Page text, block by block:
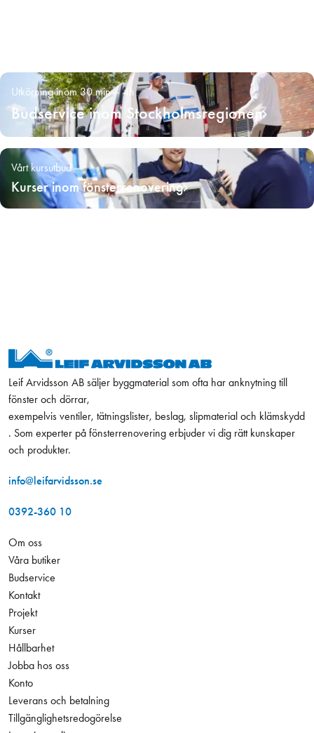
Utkörning inom 30 min – 4h
Budservice inom Stockholmsregionen
Vårt kursutbud
Kurser inom fönsterrenovering
Leif Arvidsson AB säljer byggmaterial som ofta har anknytning till
fönster och dörrar,
exempelvis ventiler, tätningslister, beslag, slipmaterial och klämskydd
. Som experter på fönsterrenovering erbjuder vi dig rätt kunskaper
och produkter.
info@leifarvidsson.se
0392-360 10
Om oss
Våra butiker
Budservice
Kontakt
Projekt
Kurser
Hållbarhet
Jobba hos oss
Konto
Leverans och betalning
Tillgänglighetsredogörelse